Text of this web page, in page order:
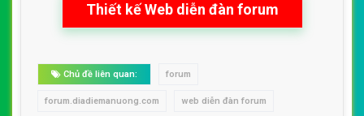
Thiết kế Web diễn đàn forum
Chủ đề liên quan: forum
forum.diadiemanuong.com web diễn đàn forum